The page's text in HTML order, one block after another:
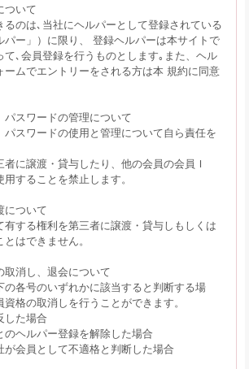
いて
のは､当社にヘルパーとして登録されている
パー」）に限り、 登録ヘルパーは本サイトで
て､会員登録を行うものとします｡また、ヘル
ームでエントリーをされる方は本 規約に同意
スワードの管理について
スワードの使用と管理について自ら責任を
に譲渡・貸与したり、他の会員の会員Ｉ
することを禁止します。
ついて
する権利を第三者に譲渡・貸与しもしくは
はできません。
消し、退会について
の各号のいずれかに該当すると判断する場
格の取消しを行うことができます。
した場合
のヘルパー登録を解除した場合
が会員として不適格と判断した場合